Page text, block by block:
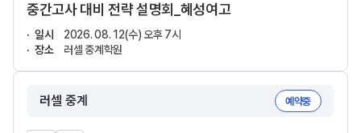
중간고사 대비 전략 설명회_혜성여고
일시
2026. 08. 12(수) 오후 7시
장소
러셀 중계학원
러셀 중계 예약중